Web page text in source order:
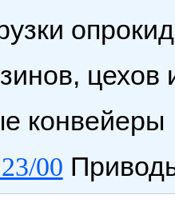
цехов
конвейеры
00